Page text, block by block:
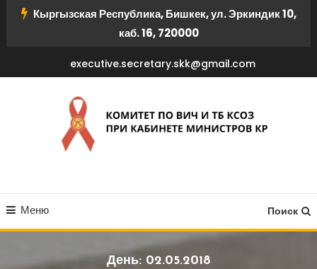
ПерейтиКыргызская Республика, Бишкек, ул. Эркиндик 10,
каб. 16, 720000
executive.secretary.skk@gmail.com
КСОЗ ПРИ КАБИНЕТЕ
МИНИСТРОВ КР
Меню Поиск
День: 02.05.2018